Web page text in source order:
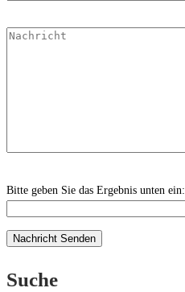
Bitte geben Sie das Ergebnis unten ein:
Suche